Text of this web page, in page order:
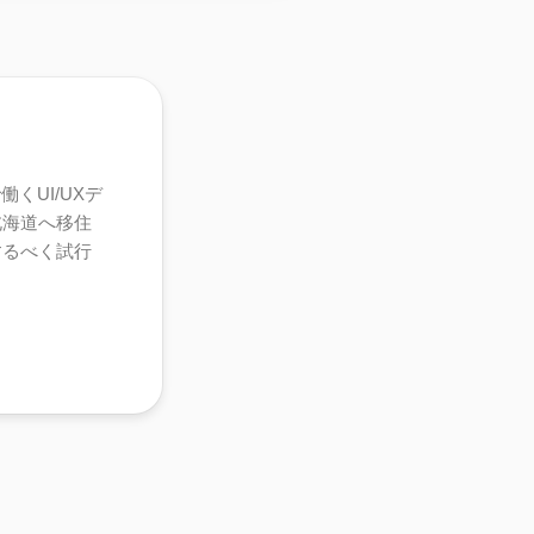
くUI/UXデ
道へ移住
べく試行